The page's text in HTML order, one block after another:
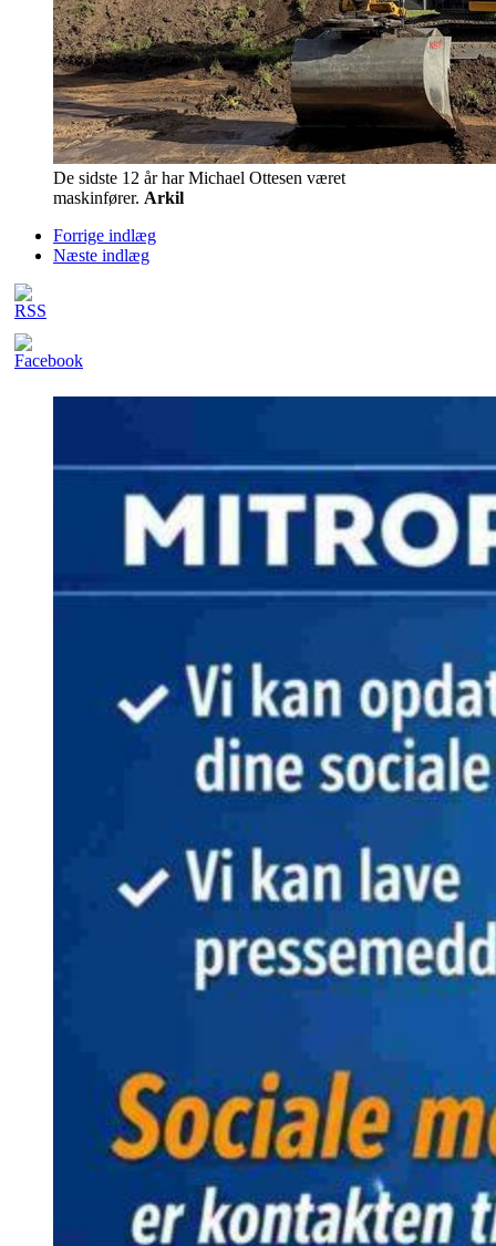
De sidste 12 år har Michael Ottesen været
maskinfører. Arkil
Forrige indlæg
Næste indlæg